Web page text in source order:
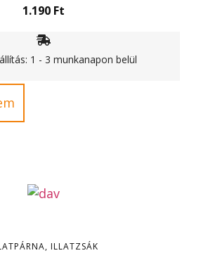
1.190 Ft
1 - 3 munkanapon belül
ILLATZSÁK